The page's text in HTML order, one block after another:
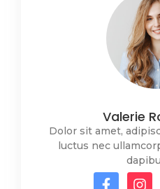
Valerie
Dolor sit amet,
luctus nec